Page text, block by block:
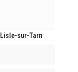
sur-Tarn